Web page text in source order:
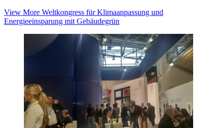
View More Weltkongress für Klimaanpassung und
Energieeinsparung mit Gebäudegrün